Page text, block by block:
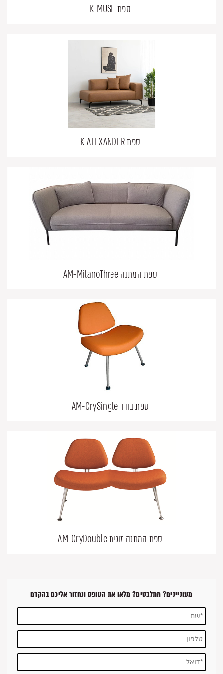
ספת K-MUSE
ספת K-ALEXANDER
ספת המתנה AM-MilanoThree
ספת בודד AM-CrySingle
ספת המתנה זוגית AM-CryDouble
מעוניינים? מתלבטים? מלאו את הטופס ונחזור אליכם בהקדם